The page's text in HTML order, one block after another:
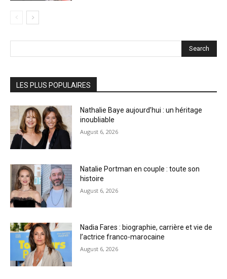
Search
LES PLUS POPULAIRES
Nathalie Baye aujourd’hui : un héritage
inoubliable
August 6, 2026
Natalie Portman en couple : toute son
histoire
August 6, 2026
Nadia Fares : biographie, carrière et vie de
l’actrice franco-marocaine
August 6, 2026